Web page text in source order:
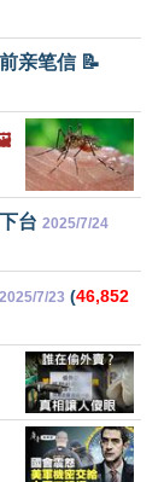
亲笔信 📝
台 2025/7/24
2025/7/23 (46,852